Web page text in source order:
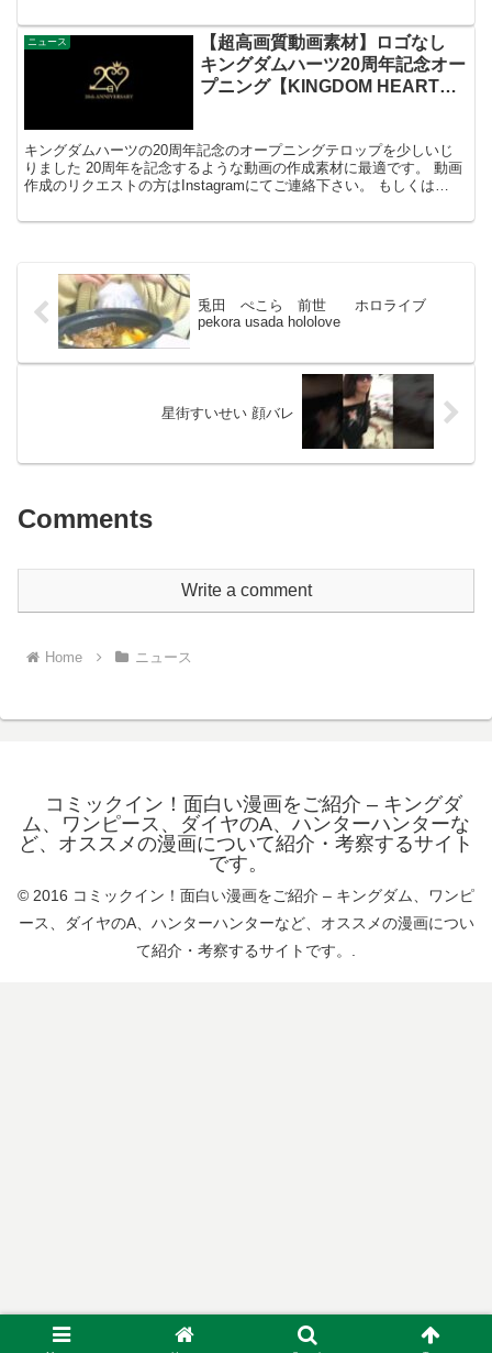
ニュース
【超高画質動画素材】ロゴなし
キングダムハーツ20周年記念オー
プニング【KINGDOM HEARTS
キングダムハーツの20周年記念のオープニングテロップを少しいじ
りました 20周年を記念するような動画の作成素材に最適です。 動画
作成のリクエストの方はInstagramにてご連絡下さい。 もしくは
兎田 ぺこら 前世 ホロライブ
pekora usada hololove
星街すいせい 顔バレ
Comments
Write a comment
Home ニュース
コミックイン！面白い漫画をご紹介 – キングダ
ム、ワンピース、ダイヤのA、ハンターハンターな
ど、オススメの漫画について紹介・考察するサイト
です。
© 2016 コミックイン！面白い漫画をご紹介 – キングダム、ワンピ
ース、ダイヤのA、ハンターハンターなど、オススメの漫画につい
て紹介・考察するサイトです。.